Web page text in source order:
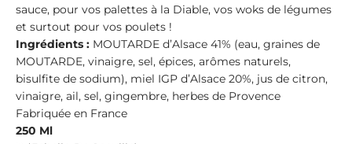
sauce, pour vos palettes à la Diable, vos woks de légumes
et surtout pour vos poulets !
Ingrédients : MOUTARDE d’Alsace 41% (eau, graines de
MOUTARDE, vinaigre, sel, épices, arômes naturels,
bisulfite de sodium), miel IGP d’Alsace 20%, jus de citron,
vinaigre, ail, sel, gingembre, herbes de Provence
Fabriquée en France
250 Ml